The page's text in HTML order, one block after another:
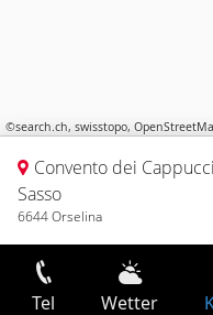
©search.ch, swisstopo,
Convento dei
Sasso
6644 Orselina
Tel Wetter